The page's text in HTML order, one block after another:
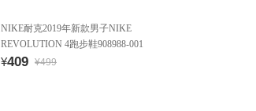
NIKE耐克2019年新款男子NIKE
REVOLUTION 4跑步鞋908988-001
¥409 ¥499